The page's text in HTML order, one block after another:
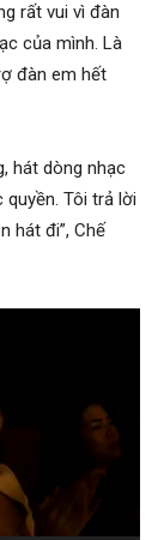
rất vui vì đàn
của mình. Là
đàn em hết
hát dòng nhạc
Tôi trả lời
hát đi”, Chế